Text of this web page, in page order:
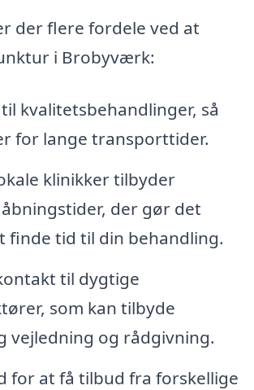
der flere fordele ved at
i Brobyværk:
kvalitetsbehandlinger, så
for lange transporttider.
klinikker tilbyder
der gør det
finde tid til din behandling.
til dygtige
som kan tilbyde
vejledning og rådgivning.
for at få tilbud fra forskellige